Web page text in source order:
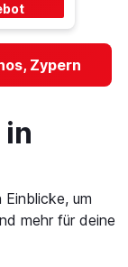
Zypern
um
mehr für deine